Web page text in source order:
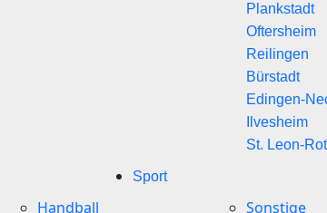
Plankstadt
Oftersheim
Reilingen
Bürstadt
Edingen-
Ilvesheim
St. Leon-Rot
Sport
Handball Sonstige